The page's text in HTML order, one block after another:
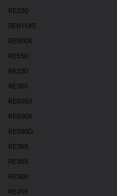
RE330
RE815XE
RE500X
RE550
RE230
RE365
RE605X
RE600X
RE580D
RE365
RE355
RE300
RE455